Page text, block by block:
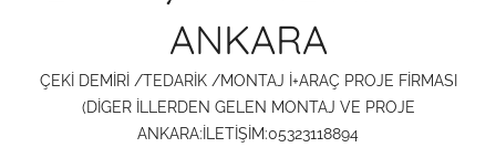
ANKARA
ÇEKİ DEMİRİ /TEDARİK /MONTAJ İ+ARAÇ PROJE FİRMASI
(DİGER İLLERDEN GELEN MONTAJ VE PROJE
ANKARA:İLETİŞİM:05323118894